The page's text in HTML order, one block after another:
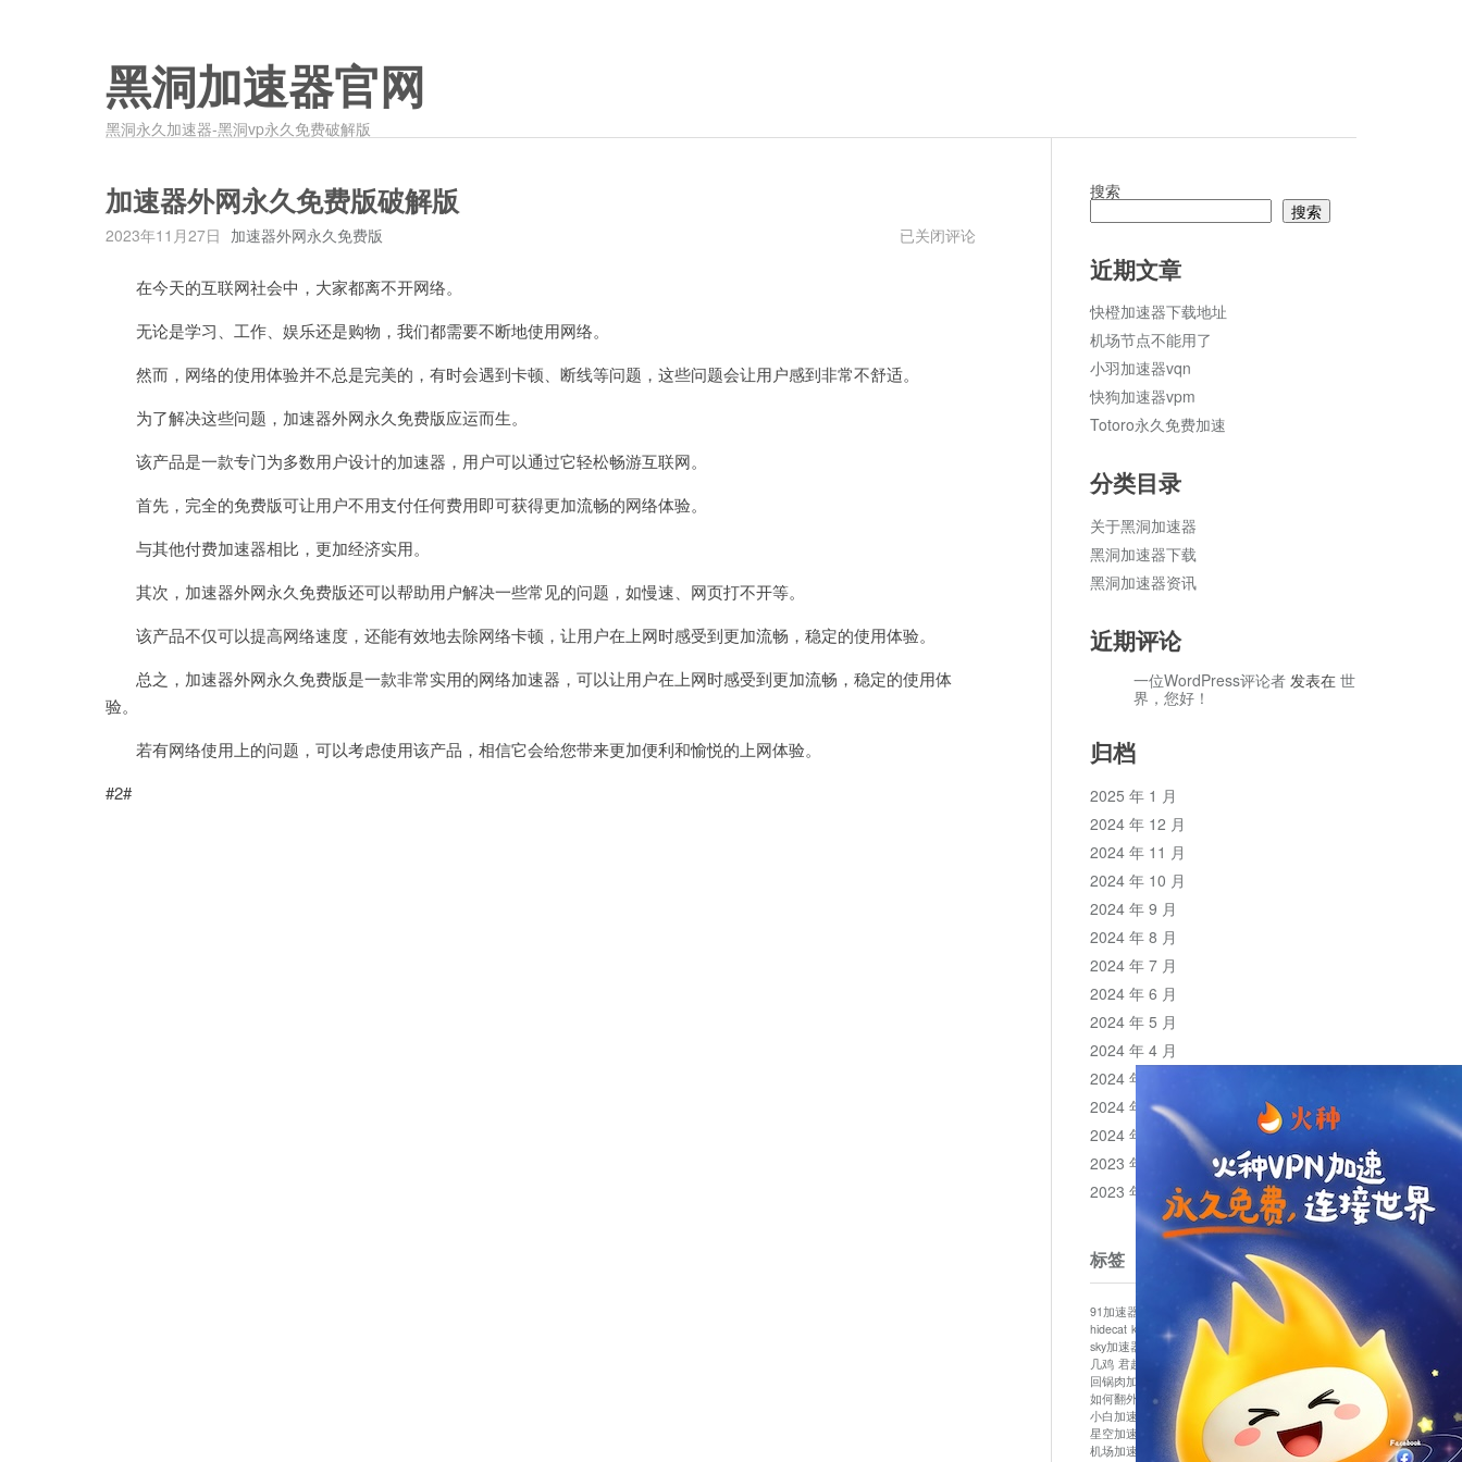
黑洞加速器官网
黑洞永久加速器-黑洞vp永久免费破解版
加速器外网永久免费版破解版
2023年11月27日 加速器外网永久免费版
加
费
已关闭评论
在今天的互联网社会中，大家都离不开网络。
无论是学习、工作、娱乐还是购物，我们都需要不断地使用网络。
然而，网络的使用体验并不总是完美的，有时会遇到卡顿、断线等问题，这些问题会让用户感到非常不舒适。
为了解决这些问题，加速器外网永久免费版应运而生。
该产品是一款专门为多数用户设计的加速器，用户可以通过它轻松畅游互联网。
首先，完全的免费版可让用户不用支付任何费用即可获得更加流畅的网络体验。
与其他付费加速器相比，更加经济实用。
其次，加速器外网永久免费版还可以帮助用户解决一些常见的问题，如慢速、网页打不开等。
该产品不仅可以提高网络速度，还能有效地去除网络卡顿，让用户在上网时感受到更加流畅，稳定的使用体验。
总之，加速器外网永久免费版是一款非常实用的网络加速器，可以让用户在上网时感受到更加流畅，稳定的使用体
验。
若有网络使用上的问题，可以考虑使用该产品，相信它会给您带来更加便利和愉悦的上网体验。
#2#
搜索
搜索
近期文章
快橙加速器下载地址
机场节点不能用了
小羽加速器vqn
快狗加速器vpm
Totoro永久免费加速
分类目录
关于黑洞加速器
黑洞加速器下载
黑洞加速器资讯
近期评论
一位WordPress评论者 发表在 世
界，您好！
归档
2025 年 1 月
2024 年 12 月
2024 年 11 月
2024 年 10 月
2024 年 9 月
2024 年 8 月
2024 年 7 月
2024 年 6 月
2024 年 5 月
2024 年 4 月
2024 年 3 月
2024 年 2 月
2024 年 1 月
2023 年 12 月
2023 年 11 月
标签
91加速器 bluelayer加速器
clash节点
hidecat kuai500 panda加速器
plex加速器
sky加速器
telegram加速器 中信加速器
云梯加速器
几鸡 君越加速器 哔咔漫画加速器
唐师傅加速器
回锅肉加速器
坚果加速器 壹点加速器
如何翻外墙网站 小哈vp加速器
小火箭加速器
小白加速器
布谷vp加速器 心阶云 快连
星空加速器
最新版clash安卓下载
月光加速器
机场加速器
松果云 极快加速器
梯子加速器